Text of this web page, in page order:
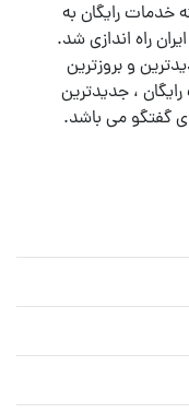
با هدف ارائه خدمات رایگان به
راه اندازی شد.
و بروزترین
، جدیدترین
گفتگو می باشد.